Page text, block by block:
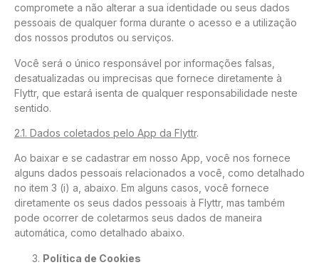
compromete a não alterar a sua identidade ou seus dados
pessoais de qualquer forma durante o acesso e a utilização
dos nossos produtos ou serviços.
Você será o único responsável por informações falsas,
desatualizadas ou imprecisas que fornece diretamente à
Flyttr, que estará isenta de qualquer responsabilidade neste
sentido.
2.1. Dados coletados pelo App da Flyttr.
Ao baixar e se cadastrar em nosso App, você nos fornece
alguns dados pessoais relacionados a você, como detalhado
no item 3 (i) a, abaixo. Em alguns casos, você fornece
diretamente os seus dados pessoais à Flyttr, mas também
pode ocorrer de coletarmos seus dados de maneira
automática, como detalhado abaixo.
Política de Cookies